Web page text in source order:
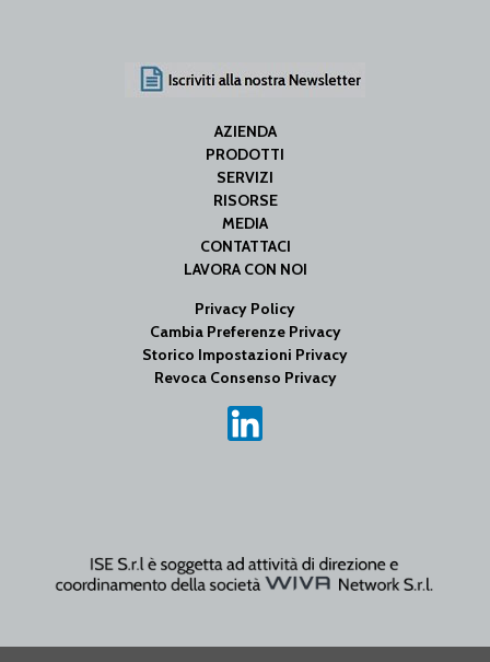
AZIENDA
PRODOTTI
SERVIZI
RISORSE
MEDIA
CONTATTACI
LAVORA CON NOI
Privacy Policy
Cambia Preferenze Privacy
Storico Impostazioni Privacy
Revoca Consenso Privacy